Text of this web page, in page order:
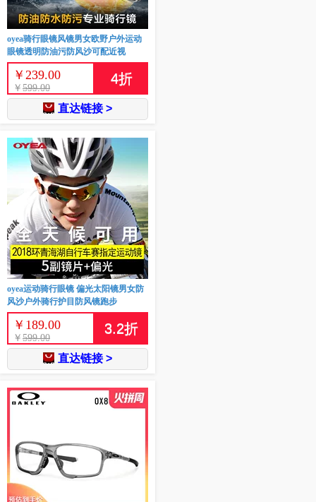
oyea骑行眼镜风镜男女欧野户外运动
眼镜透明防油污防风沙可配近视
￥ 239.00
￥ 599.00
4折
直达链接 >
oyea运动骑行眼镜 偏光太阳镜男女防
风沙户外骑行护目防风镜跑步
￥ 189.00
￥ 599.00
3.2折
直达链接 >